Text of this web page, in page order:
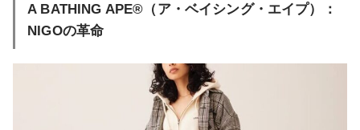
A BATHING APE®（ア・ベイシング・エイプ）：
NIGOの革命